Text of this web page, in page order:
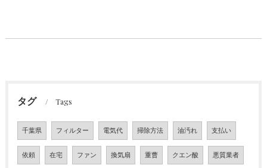
タグ Tags
千葉県 フィルター 電気代 掃除方法 油汚れ 支払い
依頼 在宅 ファン 換気扇 重曹 クエン酸 悪質業者